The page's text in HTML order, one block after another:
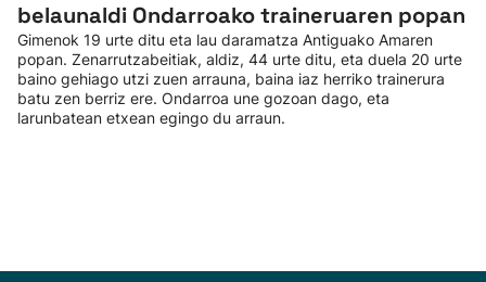
belaunaldi Ondarroako traineruaren popan
Gimenok 19 urte ditu eta lau daramatza Antiguako Amaren
popan. Zenarrutzabeitiak, aldiz, 44 urte ditu, eta duela 20 urte
baino gehiago utzi zuen arrauna, baina iaz herriko trainerura
batu zen berriz ere. Ondarroa une gozoan dago, eta
larunbatean etxean egingo du arraun.